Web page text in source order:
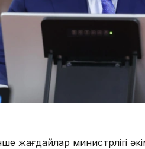
жағдайлар министрлігі